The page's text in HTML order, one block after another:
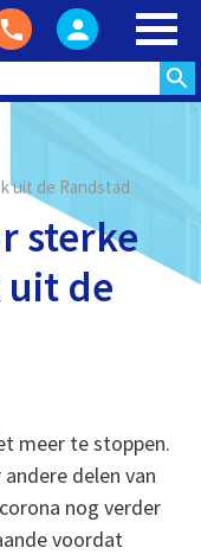
uit de Randstad
sterke
uit de
meer te stoppen.
delen van
nog verder
voordat